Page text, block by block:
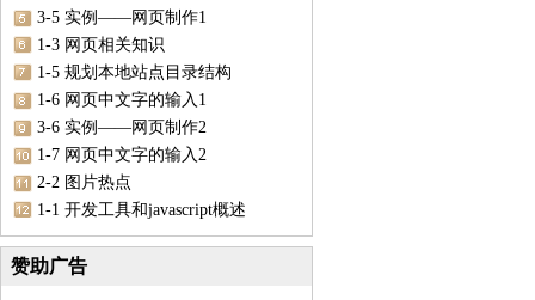
3-5 实例——网页制作1
1-3 网页相关知识
1-5 规划本地站点目录结构
1-6 网页中文字的输入1
3-6 实例——网页制作2
1-7 网页中文字的输入2
2-2 图片热点
1-1 开发工具和javascript概述
赞助广告